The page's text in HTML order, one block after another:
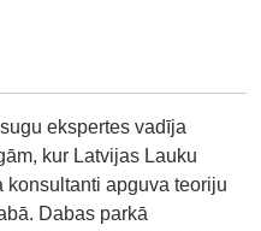
ekspertes vadīja
kur Latvijas Lauku
konsultanti apguva teoriju
Dabas parkā